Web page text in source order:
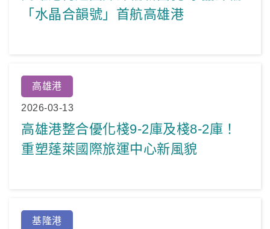
「水晶合韻號」首航高雄港
高雄港
2026-03-13
高雄港整合優化棧9-2庫及棧8-2庫！
重塑蓬萊國際旅運中心新風貌
基隆港